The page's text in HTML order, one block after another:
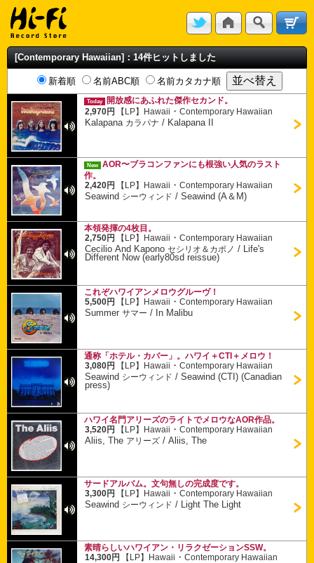
[Contemporary Hawaiian]：14件ヒットしました
新着順 名前ABC順 名前カタカナ順
Today
開放感にあふれた傑作セカンド。
2,970円
【LP】 Hawaii ・Contemporary Hawaiian
Kalapana カラパナ / Kalapana II
New
AOR〜ブラコンファンにも根強い人気のラスト
作。
2,420円
【LP】 Hawaii ・Contemporary Hawaiian
Seawind シーウィンド /Seawind (A＆M)
本領発揮の4枚目。
2,750円
【LP】 Hawaii ・Contemporary Hawaiian
Cecilio And Kaponoセシリオ＆カポノ / Life's
Different Now (early80sd reissue)
これぞハワイアンメロウグルーヴ！
5,500円
【LP】 Hawaii ・Contemporary Hawaiian
Summerサマー / In Malibu
通称「ホテル・カバー」。ハワイ＋CTI＋メロウ！
3,080円
【LP】 Hawaii ・Contemporary Hawaiian
Seawind シーウィンド /Seawind (CTI) (Canadian
press)
ハワイ名門アリーズのライトでメロウなAOR作品。
3,520円
【LP】 Hawaii ・Contemporary Hawaiian
Aliis, The アリーズ /Aliis, The
サードアルバム。文句無しの完成度です。
3,300円
【LP】 Hawaii ・Contemporary Hawaiian
Seawind シーウィンド / Light The Light
素晴らしいハワイアン・リラクゼーションSSW。
14,300円
【LP】 Hawaii ・Contemporary Hawaiian